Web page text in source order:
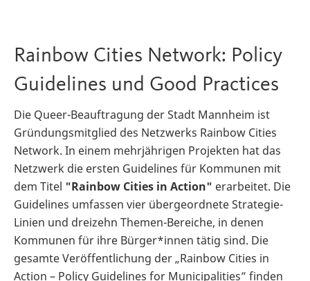
Rainbow Cities Network: Policy
Guidelines und Good Practices
Die Queer-Beauftragung der Stadt Mannheim ist
Gründungsmitglied des Netzwerks Rainbow Cities
Network. In einem mehrjährigen Projekten hat das
Netzwerk die ersten Guidelines für Kommunen mit
dem Titel "Rainbow Cities in Action" erarbeitet. Die
Guidelines umfassen vier übergeordnete Strategie-
Linien und dreizehn Themen-Bereiche, in denen
Kommunen für ihre Bürger*innen tätig sind. Die
gesamte Veröffentlichung der „Rainbow Cities in
Action – Policy Guidelines for Municipalities” finden